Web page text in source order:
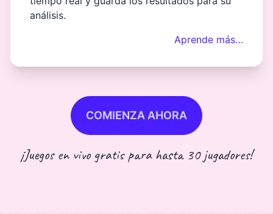
análisis.
Aprende más…
COMIENZA AHORA
¡Juegos en vivo gratis para hasta 30 jugadores!